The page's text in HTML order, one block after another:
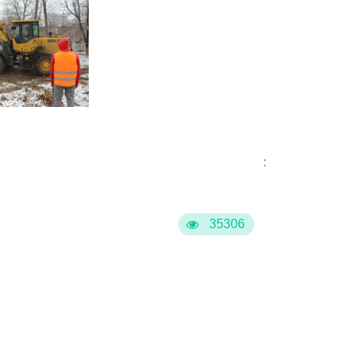
35306
: